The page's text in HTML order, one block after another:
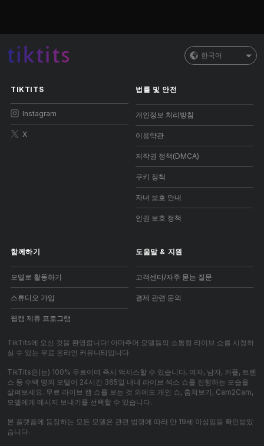
한국어
TIKTITS
Instagram
X
법률 및 안전
개인정보 처리방침
이용약관
저작권 정책(DMCA)
쿠키 정책
자녀 보호 안내
인권 보호 정책
함께하기
모델로 활동하기
스튜디오 가입
웹캠 제휴 프로그램
도움말& 지원
고객센터/자주 묻는 질문
결제 관련 문의
TikTits에 오신 것을 환영합니다! 아마추어 모델들의 소통형 라이브 쇼를 시청하
실 수 있는 무료 온라인 커뮤니티입니다.
TikTits은(는) 100% 무료이며 즉시 액세스할 수 있습니다. 여자, 남자, 커플, 트랜
스 등 수백 명의 모델이 24시간 365일 내내 라이브 섹스 쇼를 진행하는 모습을
살펴보세요. 무료 라이브 캠 쇼를 보는 것 외에도 개인 쇼, 훔쳐보기, Cam2Cam,
모델에게 메시지 보내기를 선택할 수 있습니다.
본 플랫폼에 등장하는 모든 모델은 관련 법령에 따라 만 19세 이상임을 확인받았
습니다.